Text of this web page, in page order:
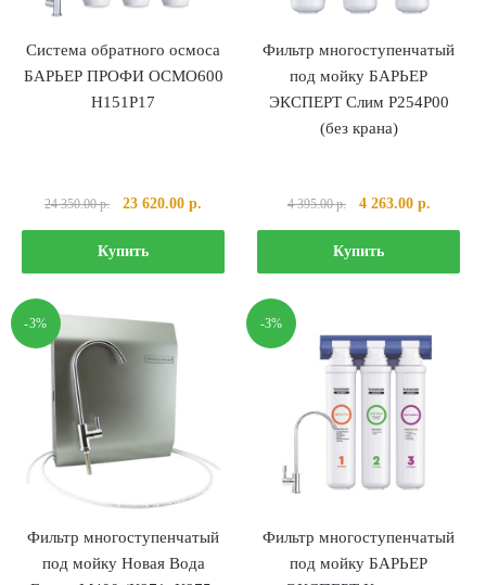
Система обратного осмоса
БАРЬЕР ПРОФИ ОСМО600
Н151Р17
24 350.00р.
Первоначальная
цена
составляла
24
23 620.00р.
цена:
620.00 р..
Купить
Фильтр многоступенчатый
под мойку БАРЬЕР
ЭКСПЕРТ Слим Р254Р00
(без крана)
4 395.00р.
Первоначальная
цена
составляла
4
4 263.00 р.Текущая
цена:
263.00
Купить
-3%
Фильтр многоступенчатый
под мойку Новая Вода
-3%
Фильтр многоступенчатый
под мойку БАРЬЕР